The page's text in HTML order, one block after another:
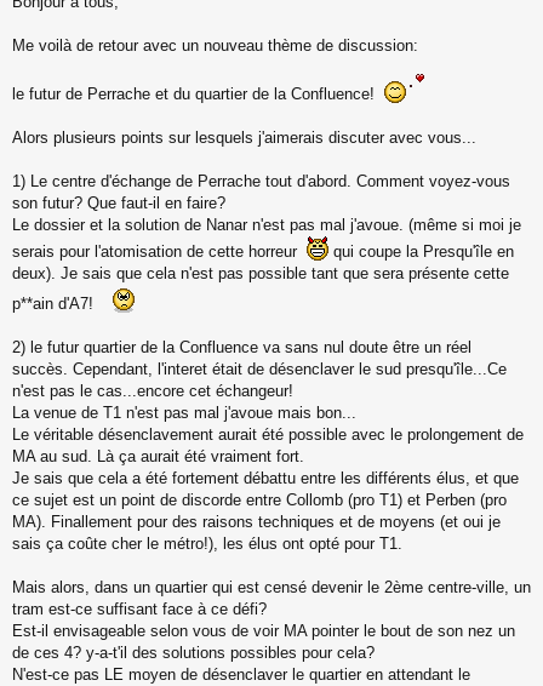
e
s
e
u
Me voilà de retour avec un nouveau thème de discussion:
le futur de Perrache et du quartier de la Confluence!
Alors plusieurs points sur lesquels j'aimerais discuter avec vous...
1) Le centre d'échange de Perrache tout d'abord. Comment voyez-vous
son futur? Que faut-il en faire?
Le dossier et la solution de Nanar n'est pas mal j'avoue. (même si moi je
serais pour l'atomisation de cette horreur
qui coupe la Presqu'île en
deux). Je sais que cela n'est pas possible tant que sera présente cette
p**ain d'A7!
2) le futur quartier de la Confluence va sans nul doute être un réel
succès. Cependant, l'interet était de désenclaver le sud presqu'île...Ce
n'est pas le cas...encore cet échangeur!
La venue de T1 n'est pas mal j'avoue mais bon...
Le véritable désenclavement aurait été possible avec le prolongement de
MA au sud. Là ça aurait été vraiment fort.
Je sais que cela a été fortement débattu entre les différents élus, et que
ce sujet est un point de discorde entre Collomb (pro T1) et Perben (pro
MA). Finallement pour des raisons techniques et de moyens (et oui je
sais ça coûte cher le métro!), les élus ont opté pour T1.
Mais alors, dans un quartier qui est censé devenir le 2ème centre-ville, un
tram est-ce suffisant face à ce défi?
Est-il envisageable selon vous de voir MA pointer le bout de son nez un
de ces 4? y-a-t'il des solutions possibles pour cela?
N'est-ce pas LE moyen de désenclaver le quartier en attendant le